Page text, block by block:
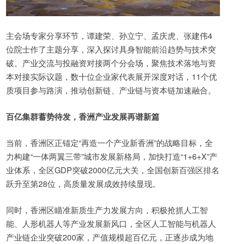
主会场专家分享环节，谭建荣、孙立宁、孟庆虎、张建伟4
位院士作了主题分享，深入探讨具身智能前沿趋势与技术突
破。产业交流与投融资对接两个分会场，聚焦技术落地与资
本对接实际议题，数十位企业家代表展开深度对话，11个优
质项目参与路演，推动创新链、产业链与资本链加速融合。
百亿集群蓄势待发，香洲产业发展再谱新篇
当前，香洲区正锚定“再造一个产业新香洲”的战略目标，全
力构建“一体两翼三带”城市发展新格局，加快打造“1+6+X”产
业体系，全区GDP突破2000亿元大关，全国创新百强区排名
跃升至第28位，高质量发展成效持续显现。
同时，香洲区瞄准新质生产力发展方向，积极抢抓人工智
能、人形机器人等产业发展新风口，全区人工智能与机器人
产业链企业突破200家，产值规模超百亿元，正逐步成为地